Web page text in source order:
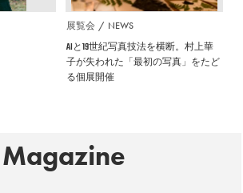
展覧会 NEWS
AIと19世紀写真技法を横断。村上華
子が失われた「最初の写真」をたど
る個展開催
Magazine